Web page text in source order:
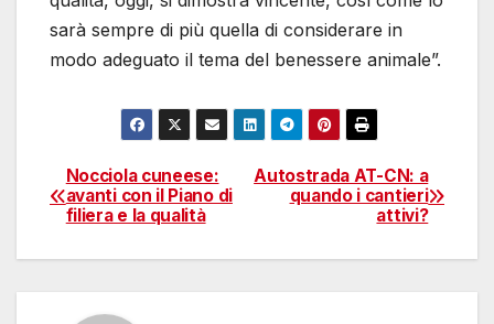
sarà sempre di più quella di considerare in
modo adeguato il tema del benessere animale”.
Navigazione
articoli
Autostrada AT-CN: a
quando i cantieri
attivi?
Nocciola cuneese:
avanti con il Piano di
filiera e la qualità